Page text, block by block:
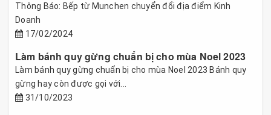
Thông Báo: Bếp từ Munchen chuyển đổi địa điểm Kinh
Doanh
17/02/2024
Làm bánh quy gừng chuẩn bị cho mùa Noel 2023
Làm bánh quy gừng chuẩn bị cho mùa Noel 2023 Bánh quy
gừng hay còn được gọi với...
31/10/2023